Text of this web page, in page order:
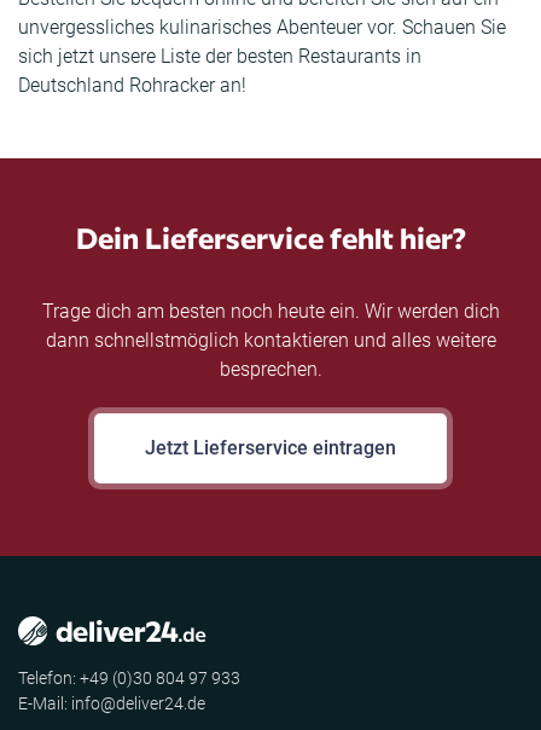
unvergessliches kulinarisches Abenteuer vor. Schauen Sie
sich jetzt unsere Liste der besten Restaurants in
Deutschland Rohracker an!
Dein Lieferservice fehlt hier?
Trage dich am besten noch heute ein. Wir werden dich
dann schnellstmöglich kontaktieren und alles weitere
besprechen.
Jetzt Lieferservice eintragen
Telefon: +49 (0)30 804 97 933
E-Mail: info@deliver24.de